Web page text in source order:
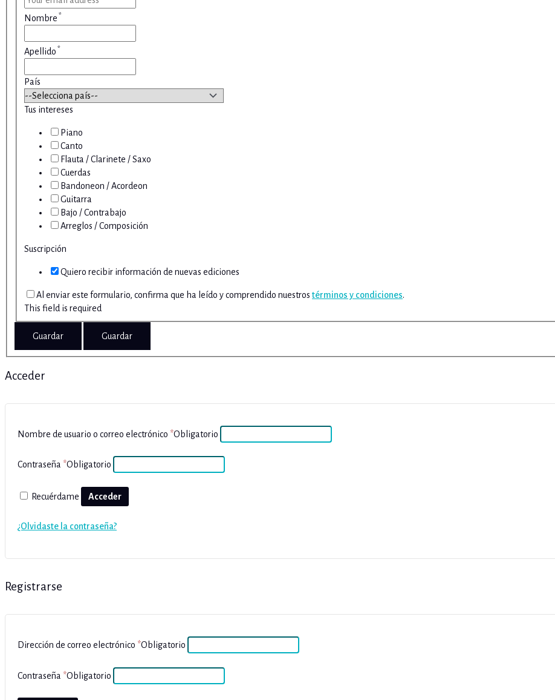
Nombre *
Apellido *
País
Tus intereses
Piano
Canto
Flauta / Clarinete / Saxo
Cuerdas
Bandoneon / Acordeon
Guitarra
Bajo / Contrabajo
Arreglos / Composición
Suscripción
Quiero recibir información de nuevas ediciones
Al enviar este formulario, confirma que ha leído y comprendido nuestros términos y condiciones.
This field is required
Acceder
Nombre de usuario o correo electrónico *Obligatorio
Contraseña *Obligatorio
Recuérdame Acceder
¿Olvidaste la contraseña?
Registrarse
Dirección de correo electrónico *Obligatorio
Contraseña *Obligatorio